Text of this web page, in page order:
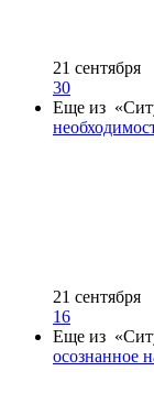
21 сентября
30
Еще из
21 сентября
16
Еще из
осознанное